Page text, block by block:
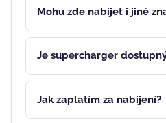
Mohu zde nabíjet i jiné
Je supercharger
Jak zaplatím za nabíjení?